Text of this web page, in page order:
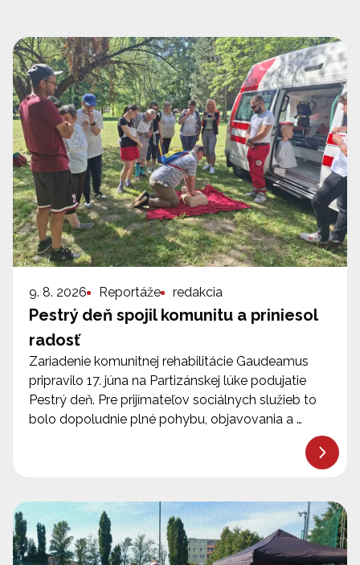
9. 8. 2026 Reportáže redakcia
Pestrý deň spojil komunitu a priniesol
radosť
Zariadenie komunitnej rehabilitácie Gaudeamus
pripravilo 17. júna na Partizánskej lúke podujatie
Pestrý deň. Pre prijímateľov sociálnych služieb to
bolo dopoludnie plné pohybu, objavovania a …